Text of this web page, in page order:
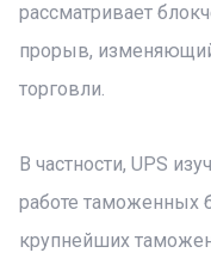
рассматривает
прорыв,
торговли.
В частности, UPS
работе таможенных
крупнейших